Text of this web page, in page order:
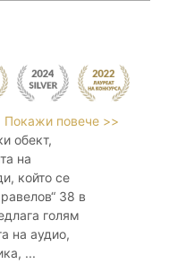
Покажи повече >>
обект,
на
който се
38 в
голям
на аудио,
...